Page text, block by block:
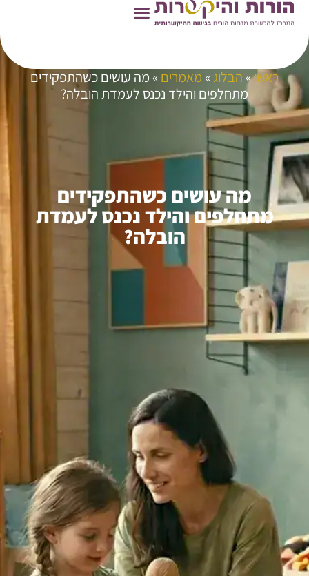
ראשי» הבלוג» מאמרים » מה עושים כשהתפקידים
מתחלפים והילד נכנס לעמדת הובלה?
מה עושים כשהתפקידים
מתחלפים והילד נכנס לעמדת
הובלה?